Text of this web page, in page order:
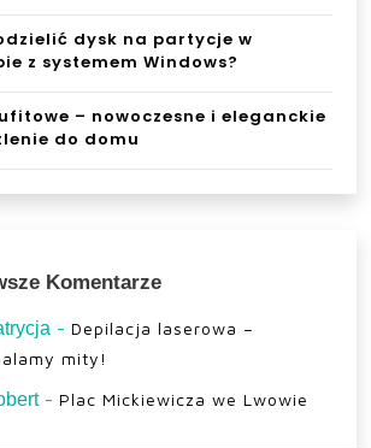
y
mar
ki
dysk na partycje w
z systemem Windows?
– nowoczesne i eleganckie
do domu
Komentarze
- Depilacja laserowa –
mity!
- Plac Mickiewicza we Lwowie